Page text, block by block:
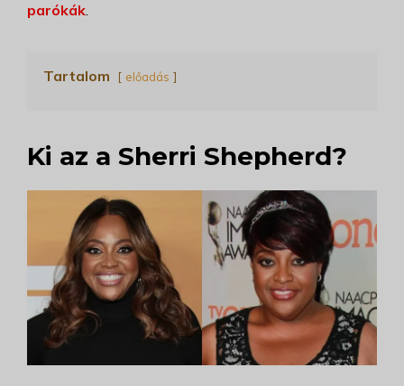
parókák.
Tartalom előadás
Ki az a Sherri Shepherd?